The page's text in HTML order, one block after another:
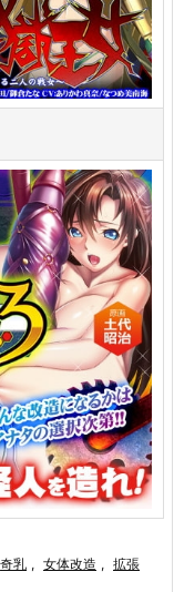
奇乳 , 女体改造 , 拡張